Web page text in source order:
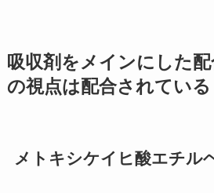
吸収剤をメインにした
の視点は配合されている
メトキシケイヒ酸エチル